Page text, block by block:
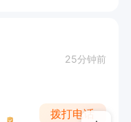
25分钟前
拨打电话